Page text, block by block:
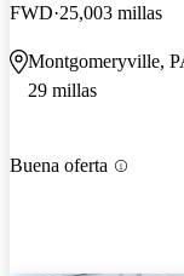
FWD 25,003 millas
Montgomeryville,
29 millas
Buena oferta